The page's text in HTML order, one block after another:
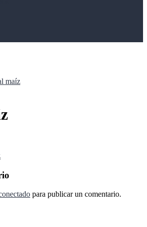
maíz
para publicar un comentario.